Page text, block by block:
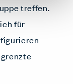
treffen.
für